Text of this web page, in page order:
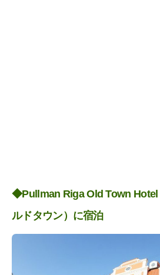
◆Pullman Riga Old Town Hotel
ルドタウン）に宿泊